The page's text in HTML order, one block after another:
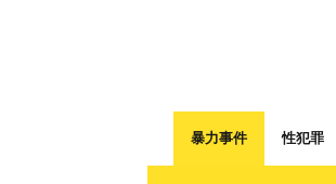
暴力事件 性犯罪